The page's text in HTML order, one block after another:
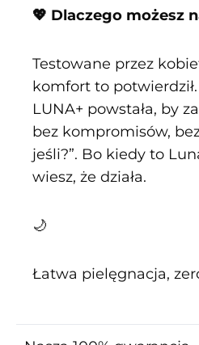
💖 Dlaczego możesz
Testowane przez
komfort to
LUNA+ powstała, by
bez kompromisów,
jeśli?”. Bo kiedy to
wiesz, że działa.
🌙
Łatwa pielęgnacja,